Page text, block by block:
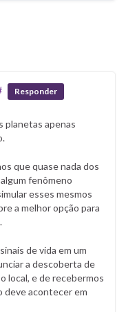
Responder
planetas apenas
que quase nada dos
fenômeno
esses mesmos
a melhor opção para
de vida em um
a descoberta de
local, e de recebermos
deve acontecer em